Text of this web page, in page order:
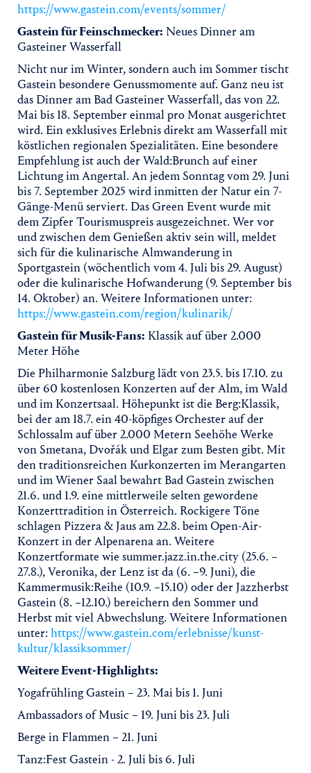
https://www.gastein.com/events/sommer/
Gastein für Feinschmecker: Neues Dinner am
Gasteiner Wasserfall
Nicht nur im Winter, sondern auch im Sommer tischt
Gastein besondere Genussmomente auf. Ganz neu ist
das Dinner am Bad Gasteiner Wasserfall, das von 22.
Mai bis 18. September einmal pro Monat ausgerichtet
wird. Ein exklusives Erlebnis direkt am Wasserfall mit
köstlichen regionalen Spezialitäten. Eine besondere
Empfehlung ist auch der Wald:Brunch auf einer
Lichtung im Angertal. An jedem Sonntag vom 29. Juni
bis 7. September 2025 wird inmitten der Natur ein 7-
Gänge-Menü serviert. Das Green Event wurde mit
dem Zipfer Tourismuspreis ausgezeichnet. Wer vor
und zwischen dem Genießen aktiv sein will, meldet
sich für die kulinarische Almwanderung in
Sportgastein (wöchentlich vom 4. Juli bis 29. August)
oder die kulinarische Hofwanderung (9. September bis
14. Oktober) an. Weitere Informationen unter:
https://www.gastein.com/region/kulinarik/
Gastein für Musik-Fans: Klassik auf über 2.000
Meter Höhe
Die Philharmonie Salzburg lädt von 23.5. bis 17.10. zu
über 60 kostenlosen Konzerten auf der Alm, im Wald
und im Konzertsaal. Höhepunkt ist die Berg:Klassik,
bei der am 18.7. ein 40-köpfiges Orchester auf der
Schlossalm auf über 2.000 Metern Seehöhe Werke
von Smetana, Dvořák und Elgar zum Besten gibt. Mit
den traditionsreichen Kurkonzerten im Merangarten
und im Wiener Saal bewahrt Bad Gastein zwischen
21.6. und 1.9. eine mittlerweile selten gewordene
Konzerttradition in Österreich. Rockigere Töne
schlagen Pizzera & Jaus am 22.8. beim Open-Air-
Konzert in der Alpenarena an. Weitere
Konzertformate wie summer.jazz.in.the.city (25.6. –
27.8.), Veronika, der Lenz ist da (6. –9. Juni), die
Kammermusik:Reihe (10.9. –15.10) oder der Jazzherbst
Gastein (8. –12.10.) bereichern den Sommer und
Herbst mit viel Abwechslung. Weitere Informationen
unter: https://www.gastein.com/erlebnisse/kunst-
kultur/klassiksommer/
Weitere Event-Highlights:
Yogafrühling Gastein – 23. Mai bis 1. Juni
Ambassadors of Music – 19. Juni bis 23. Juli
Berge in Flammen – 21. Juni
Tanz:Fest Gastein - 2. Juli bis 6. Juli